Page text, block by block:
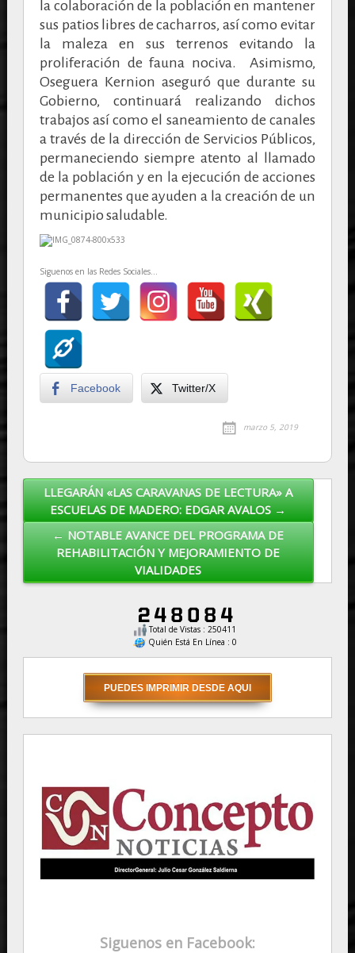
la colaboración de la población en mantener
sus patios libres de cacharros, así como evitar
la maleza en sus terrenos evitando la
proliferación de fauna nociva. Asimismo,
Oseguera Kernion aseguró que durante su
Gobierno, continuará realizando dichos
trabajos así como el saneamiento de canales
a través de la dirección de Servicios Públicos,
permaneciendo siempre atento al llamado
de la población y en la ejecución de acciones
permanentes que ayuden a la creación de un
municipio saludable.
Siguenos en las Redes Sociales...
Facebook Twitter/X
marzo 5, 2019
Post navigation
LLEGARÁN «LAS CARAVANAS DE LECTURA» A
ESCUELAS DE MADERO: EDGAR AVALOS →
← NOTABLE AVANCE DEL PROGRAMA DE
REHABILITACIÓN Y MEJORAMIENTO DE
VIALIDADES
Total de Vistas : 250411
Quién Está En Línea : 0
Siguenos en Facebook: